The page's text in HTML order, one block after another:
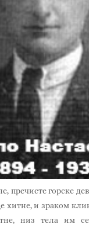
пречисте горске
хитне, и зраком
низ тела им